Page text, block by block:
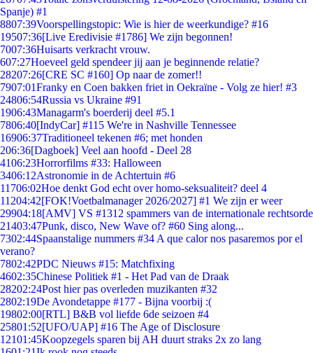
Spanje) #1
8807:39Voorspellingstopic: Wie is hier de weerkundige? #16
19507:36[Live Eredivisie #1786] We zijn begonnen!
7007:36Huisarts verkracht vrouw.
607:27Hoeveel geld spendeer jij aan je beginnende relatie?
28207:26[CRE SC #160] Op naar de zomer!!
7907:01Franky en Coen bakken friet in Oekraïne - Volg ze hier! #3
24806:54Russia vs Ukraine #91
1906:43Managarm's boerderij deel #5.1
7806:40[IndyCar] #115 We're in Nashville Tennessee
16906:37Traditioneel tekenen #6; met honden
206:36[Dagboek] Veel aan hoofd - Deel 28
4106:23Horrorfilms #33: Halloween
3406:12Astronomie in de Achtertuin #6
11706:02Hoe denkt God echt over homo-seksualiteit? deel 4
11204:42[FOK!Voetbalmanager 2026/2027] #1 We zijn er weer
29904:18[AMV] VS #1312 spammers van de internationale rechtsorde
21403:47Punk, disco, New Wave of? #60 Sing along...
7302:44Spaanstalige nummers #34 A que calor nos pasaremos por el
verano?
7802:42PDC Nieuws #15: Matchfixing
4602:35Chinese Politiek #1 - Het Pad van de Draak
28202:24Post hier pas overleden muzikanten #32
2802:19De Avondetappe #177 - Bijna voorbij :(
19802:00[RTL] B&B vol liefde 6de seizoen #4
25801:52[UFO/UAP] #16 The Age of Disclosure
12101:45Koopzegels sparen bij AH duurt straks 2x zo lang